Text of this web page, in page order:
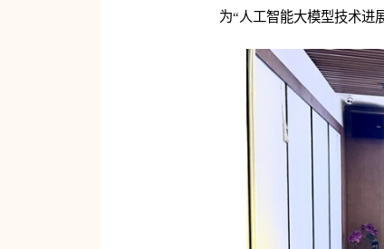
为“人工智能大模型技术进